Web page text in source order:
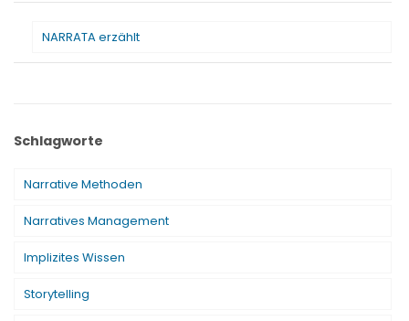
NARRATA erzählt
Schlagworte
Narrative Methoden
Narratives Management
Implizites Wissen
Storytelling